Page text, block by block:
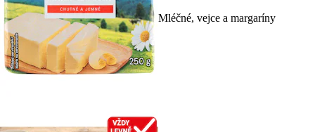
Mléčné, vejce a margaríny